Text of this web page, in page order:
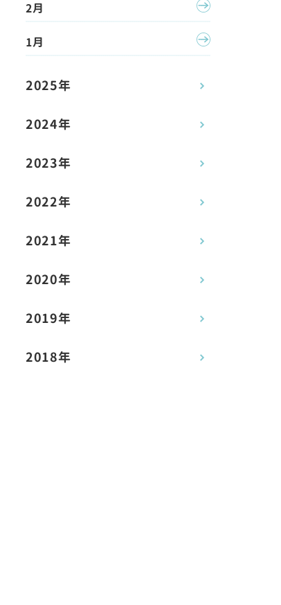
2月
1月
2025年
2024年
2023年
2022年
2021年
2020年
2019年
2018年